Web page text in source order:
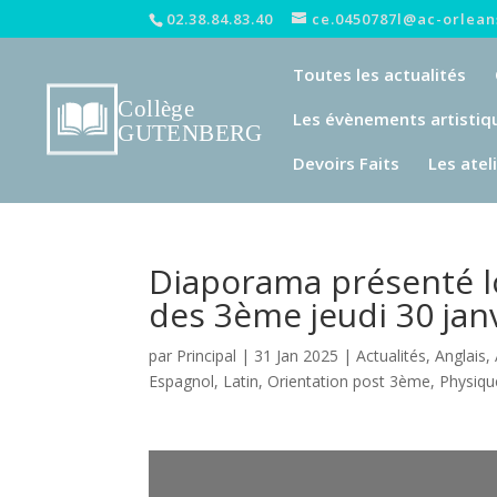
02.38.84.83.40 ce.0450787l@ac-
Toutes les actualités
Les évènements
Devoirs Faits
Les
Diaporama présenté
des 3ème jeudi 30
par Principal | 31 Jan 2025 |Actualités,Anglais,
Espagnol, Latin, Orientation post 3ème,